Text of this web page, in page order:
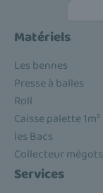
Matériels
Les bennes
Presse à balles
Roll
Caisse palette 1m³
les Bacs
Collecteur mégots
Services